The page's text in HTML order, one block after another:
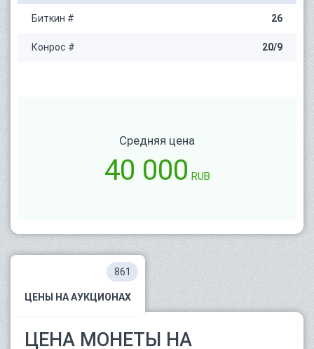
Биткин # 26
Конрос # 20/9
Средняя цена
40 000 RUB
ЦЕНЫ НА АУКЦИОНАХ
861
ЦЕНА МОНЕТЫ НА